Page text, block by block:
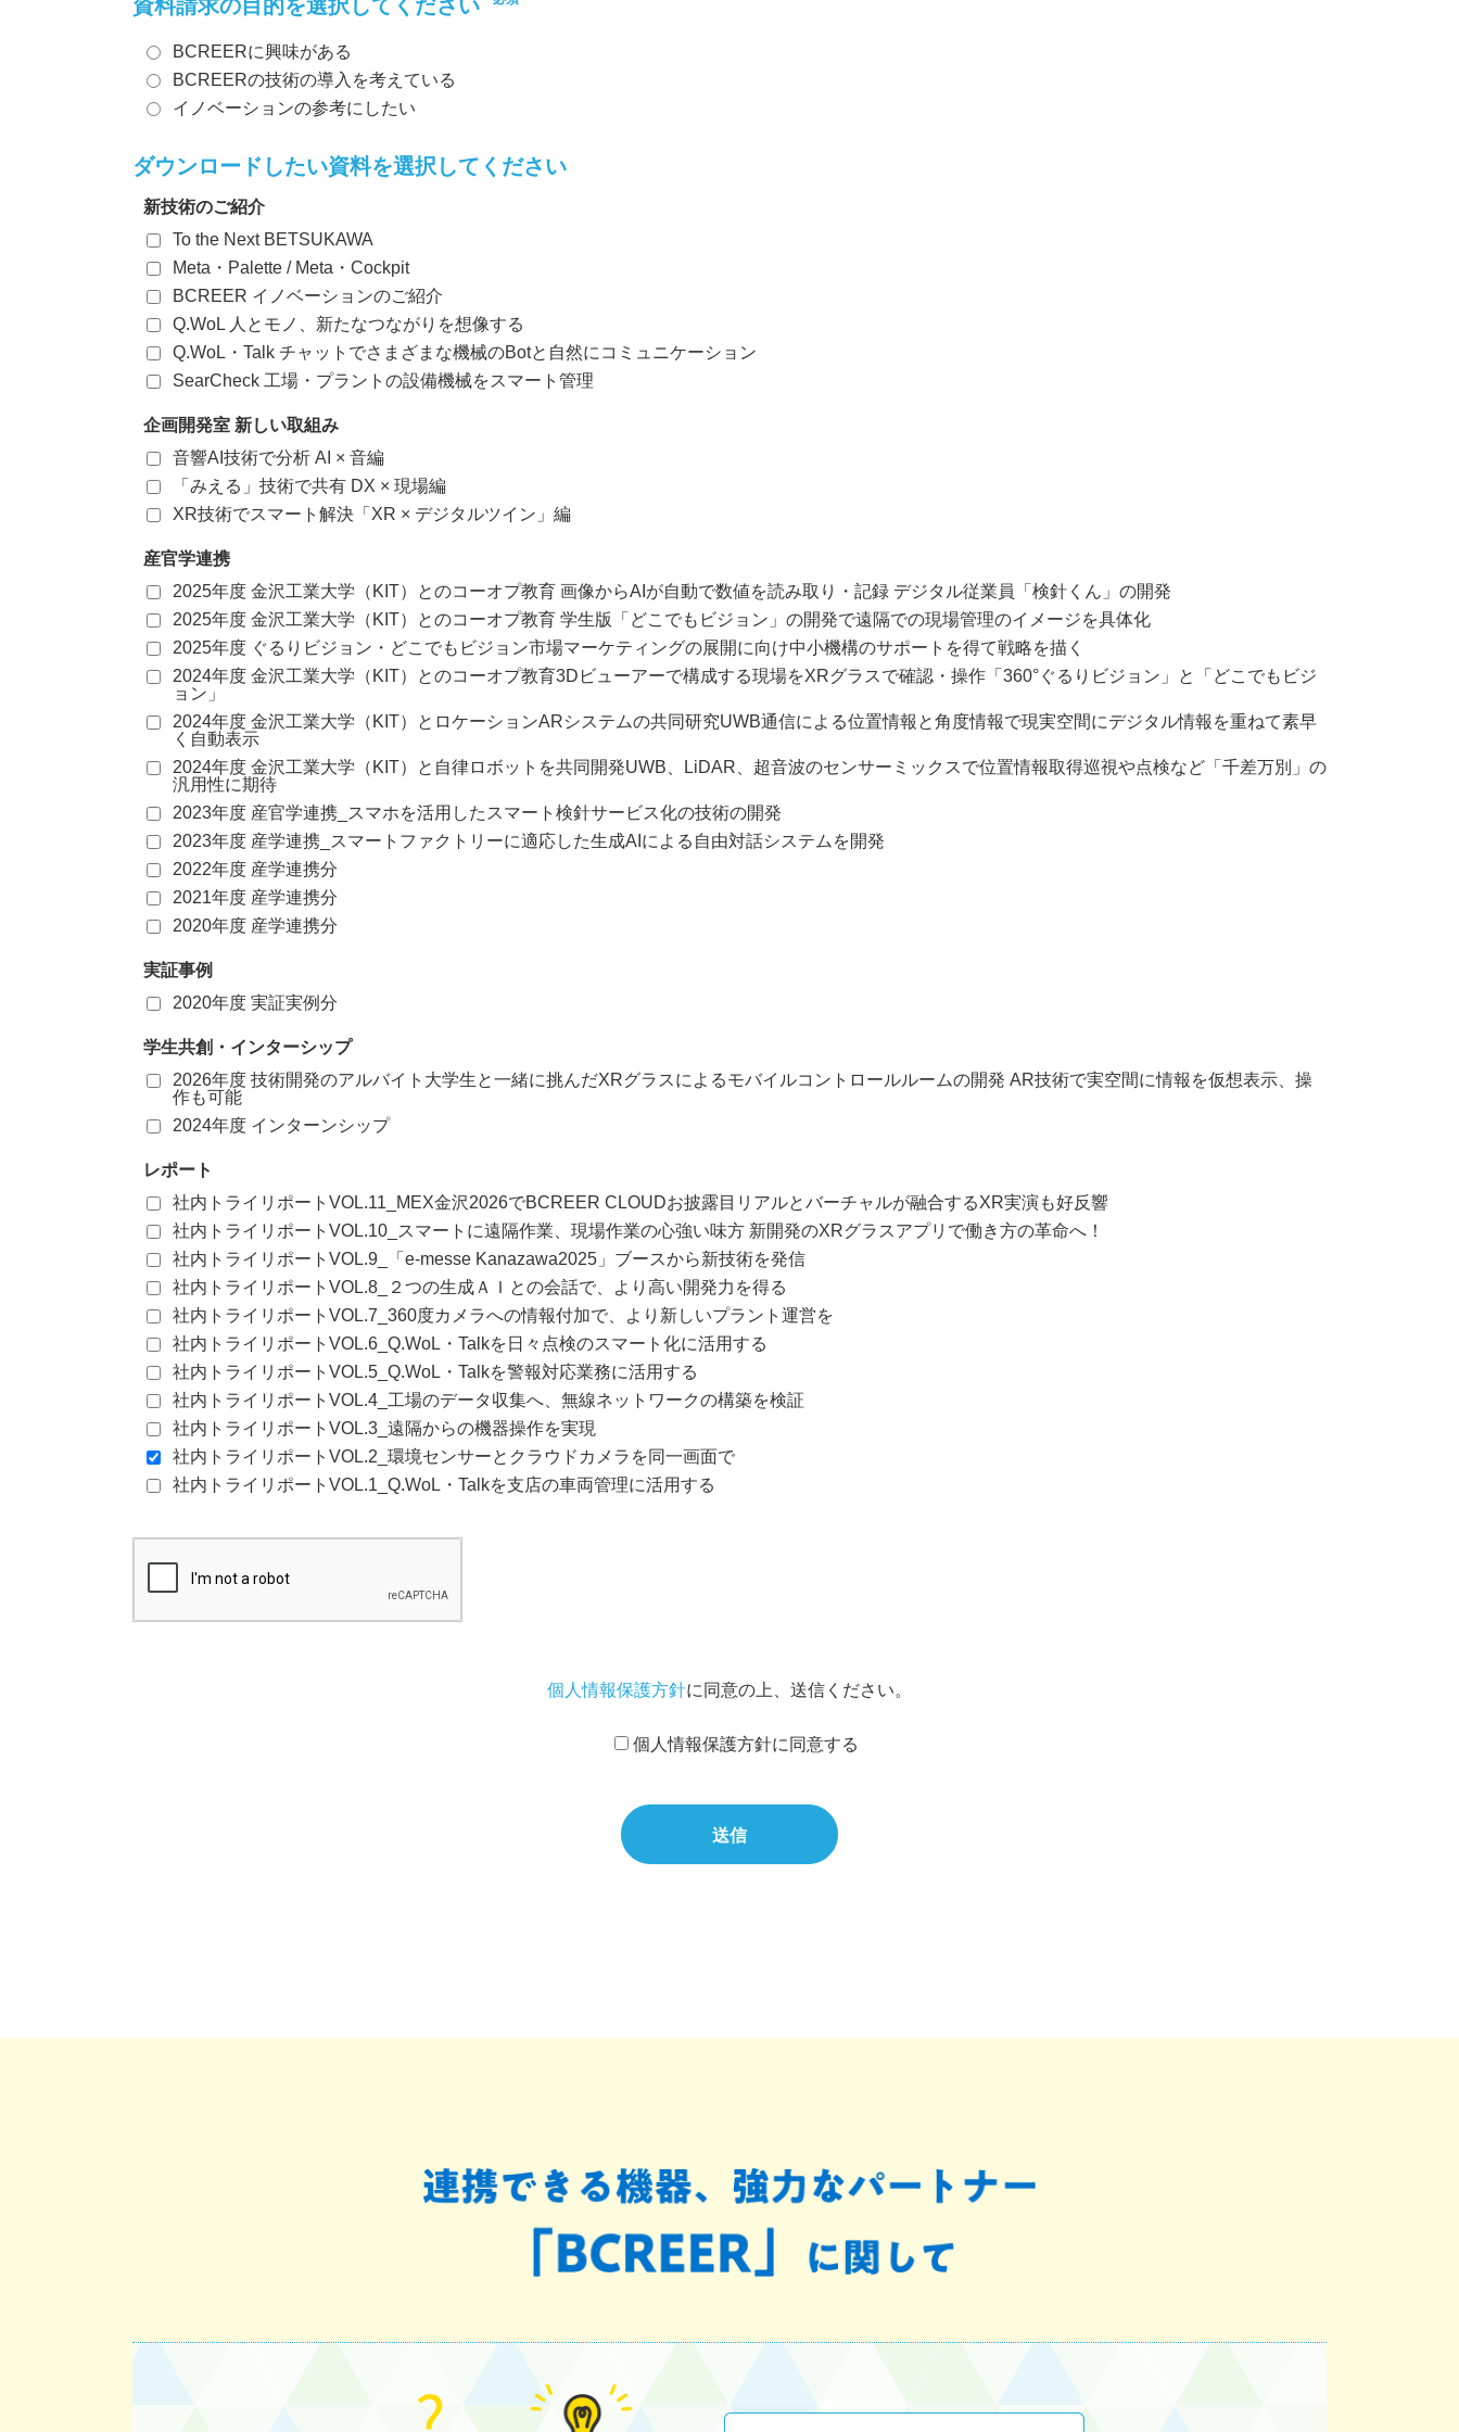
資料請求の目的を選択してください
BCREERに興味がある
BCREERの技術の導入を考えている
イノベーションの参考にしたい
ダウンロードしたい資料を選択してください
新技術のご紹介
To the Next BETSUKAWA
Meta・Palette / Meta・Cockpit
BCREER イノベーションのご紹介
Q.WoL 人とモノ、新たなつながりを想像する
Q.WoL・Talk チャットでさまざまな機械のBotと自然にコミュニケーション
SearCheck 工場・プラントの設備機械をスマート管理
企画開発室 新しい取組み
音響AI技術で分析 AI × 音編
「みえる」技術で共有 DX × 現場編
XR技術でスマート解決「XR × デジタルツイン」編
産官学連携
2025年度 金沢工業大学（KIT）とのコーオプ教育 画像からAIが自動で数値を読み取り・記録 デジタル従業員「検針くん」の開発
2025年度 金沢工業大学（KIT）とのコーオプ教育 学生版「どこでもビジョン」の開発で遠隔での現場管理のイメージを具体化
2025年度 ぐるりビジョン・どこでもビジョン市場マーケティングの展開に向け中小機構のサポートを得て戦略を描く
2024年度 金沢工業大学（KIT）とのコーオプ教育3Dビューアーで構成する現場をXRグラスで確認・操作「360°ぐるりビジョン」と「どこでもビジ
ョン」
2024年度 金沢工業大学（KIT）とロケーションARシステムの共同研究UWB通信による位置情報と角度情報で現実空間にデジタル情報を重ねて素早
く自動表示
2024年度 金沢工業大学（KIT）と自律ロボットを共同開発UWB、LiDAR、超音波のセンサーミックスで位置情報取得巡視や点検など「千差万別」の
汎用性に期待
2023年度 産官学連携_スマホを活用したスマート検針サービス化の技術の開発
2023年度 産学連携_スマートファクトリーに適応した生成AIによる自由対話システムを開発
2022年度 産学連携分
2021年度 産学連携分
2020年度 産学連携分
実証事例
2020年度 実証実例分
学生共創・インターシップ
2026年度 技術開発のアルバイト大学生と一緒に挑んだXRグラスによるモバイルコントロールルームの開発 AR技術で実空間に情報を仮想表示、操
作も可能
2024年度 インターンシップ
レポート
社内トライリポートVOL.11_MEX金沢2026でBCREER CLOUDお披露目リアルとバーチャルが融合するXR実演も好反響
社内トライリポートVOL.10_スマートに遠隔作業、現場作業の心強い味方 新開発のXRグラスアプリで働き方の革命へ！
社内トライリポートVOL.9_「e-messe Kanazawa2025」ブースから新技術を発信
社内トライリポートVOL.8_２つの生成ＡＩとの会話で、より高い開発力を得る
社内トライリポートVOL.7_360度カメラへの情報付加で、より新しいプラント運営を
社内トライリポートVOL.6_Q.WoL・Talkを日々点検のスマート化に活用する
社内トライリポートVOL.5_Q.WoL・Talkを警報対応業務に活用する
社内トライリポートVOL.4_工場のデータ収集へ、無線ネットワークの構築を検証
社内トライリポートVOL.3_遠隔からの機器操作を実現
社内トライリポートVOL.2_環境センサーとクラウドカメラを同一画面で
社内トライリポートVOL.1_Q.WoL・Talkを支店の車両管理に活用する
個人情報保護方針に同意の上、送信ください。
個人情報保護方針に同意する